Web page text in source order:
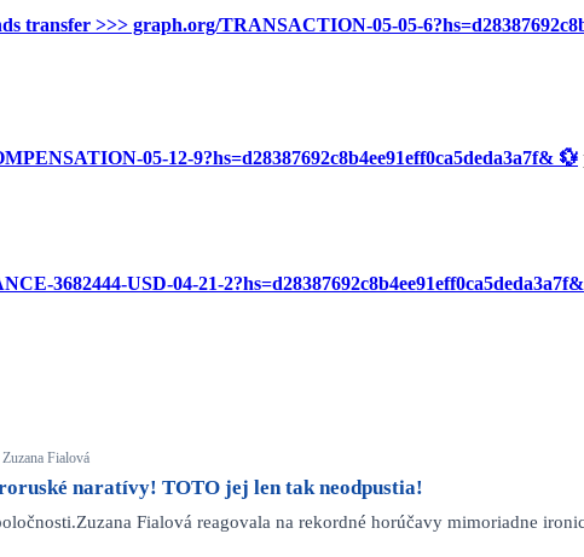
transfer >>> graph.org/TRANSACTION-05-05-
05-12-9?hs=d28387692c8b4ee91eff0ca5deda3a7f& 💱
3682444-USD-04-21-
Fialová
naratívy! TOTO jej len tak neodpustia!
Fialová reagovala na rekordné horúčavy mimoriadne